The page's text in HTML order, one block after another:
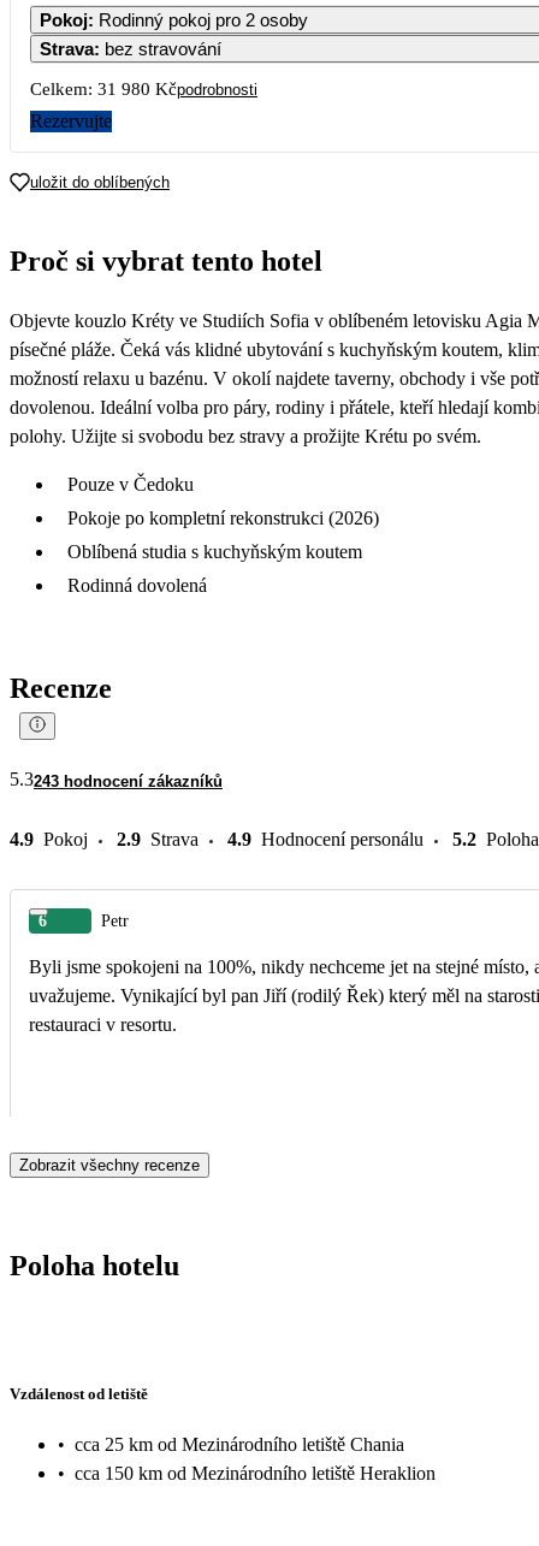
15
Pokoj: Rodinný pokoj pro 2 osoby
Strava: bez stravování
Celkem: 31 980 Kčpodrobnosti
Rezervujte
uložit do oblíbených
Proč si vybrat tento hotel
Objevte kouzlo Kréty ve Studiích Sofia v oblíbeném letovisku Agia
písečné pláže. Čeká vás klidné ubytování s kuchyňským koutem,
možností relaxu u bazénu. V okolí najdete taverny, obchody i vše
dovolenou. Ideální volba pro páry, rodiny i přátele, kteří hledají
polohy. Užijte si svobodu bez stravy a prožijte Krétu po svém.
Pouze v Čedoku
Pokoje po kompletní rekonstrukci (2026)
Oblíbená studia s kuchyňským koutem
Rodinná dovolená
Recenze
5.3243 hodnocení zákazníků
4.9 Pokoj 2.9 Strava 4.9 Hodnocení personálu 5.2 Poloha
6 Petr
Byli jsme spokojeni na 100%, nikdy nechceme jet na stejné místo,
uvažujeme. Vynikající byl pan Jiří (rodilý Řek) který měl na
restauraci v resortu.
Zobrazit všechny recenze
Poloha hotelu
Vzdálenost od letiště
• cca 25 km od Mezinárodního letiště Chania
• cca 150 km od Mezinárodního letiště Heraklion